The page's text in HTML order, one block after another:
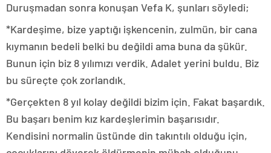
Duruşmadan sonra konuşan Vefa K, şunları söyledi;
*Kardeşime, bize yaptığı işkencenin, zulmün, bir cana
kıymanın bedeli belki bu değildi ama buna da şükür.
Bunun için biz 8 yılımızı verdik. Adalet yerini buldu. Biz
bu süreçte çok zorlandık.
*Gerçekten 8 yıl kolay değildi bizim için. Fakat başardık.
Bu başarı benim kız kardeşlerimin başarısıdır.
Kendisini normalin üstünde din takıntılı olduğu için,